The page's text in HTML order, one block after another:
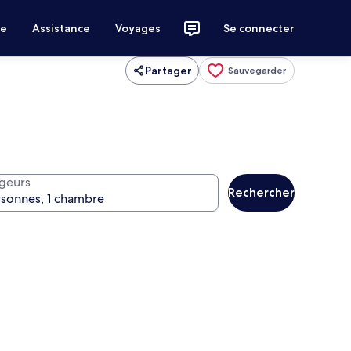
Assistance Voyages Se connecter
Partager Sauvegarder
Rechercher